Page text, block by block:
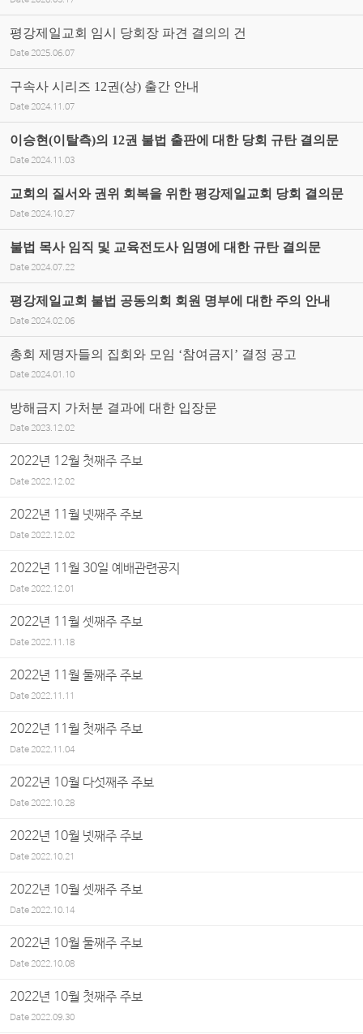
평강제일교회 임시 당회장 파견 결의의 건
Date 2025.06.07
구속사 시리즈 12권(상) 출간 안내
Date 2024.11.07
이승현(이탈측)의 12권 불법 출판에 대한 당회 규탄 결의문
Date 2024.11.03
교회의 질서와 권위 회복을 위한 평강제일교회 당회 결의문
Date 2024.10.27
불법 목사 임직 및 교육전도사 임명에 대한 규탄 결의문
Date 2024.07.22
평강제일교회 불법 공동의회 회원 명부에 대한 주의 안내
Date 2024.02.06
총회 제명자들의 집회와 모임 ‘참여금지’ 결정 공고
Date 2024.01.10
방해금지 가처분 결과에 대한 입장문
Date 2023.12.02
2022년 12월 첫째주 주보
Date2022.12.02
2022년 11월 넷째주 주보
Date2022.12.02
2022년 11월 30일 예배관련공지
Date2022.12.01
2022년 11월 셋째주 주보
Date2022.11.18
2022년 11월 둘째주 주보
Date2022.11.11
2022년 11월 첫째주 주보
Date2022.11.04
2022년 10월 다섯째주 주보
Date2022.10.28
2022년 10월 넷째주 주보
Date2022.10.21
2022년 10월 셋째주 주보
Date2022.10.14
2022년 10월 둘째주 주보
Date2022.10.08
2022년 10월 첫째주 주보
Date2022.09.30